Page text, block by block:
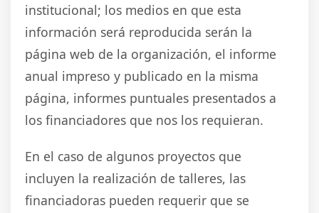
institucional; los medios en que esta
información será reproducida serán la
página web de la organización, el informe
anual impreso y publicado en la misma
página, informes puntuales presentados a
los financiadores que nos los requieran.
En el caso de algunos proyectos que
incluyen la realización de talleres, las
financiadoras pueden requerir que se